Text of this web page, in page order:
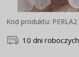
Kod produktu: PERLA2
10 dni roboczych